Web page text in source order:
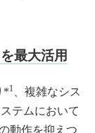
最大活用
*1
、複雑なシス
テムにおいて
の動作を抑えつ